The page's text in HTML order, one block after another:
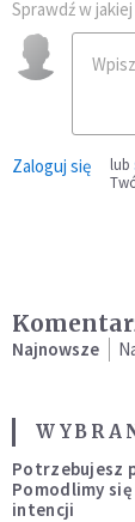
Sprawdź w
Zaloguj się lub
Najnowsze
Potrzebujesz
Pomodlimy
intencji